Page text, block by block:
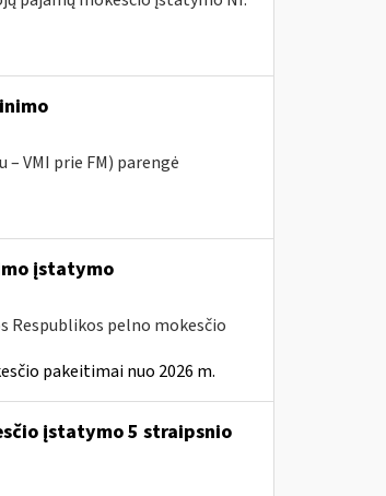
VMI prie FM) parengė
įstatymo
Respublikos pelno mokesčio
pakeitimai nuo 2026 m.
įstatymo 5 straipsnio